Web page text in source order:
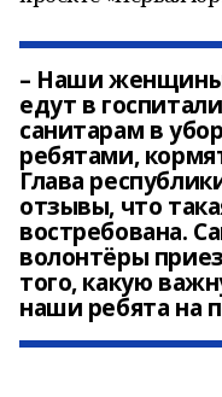
– Наши
едут в
санитарам в
ребятами,
Глава
отзывы, что
востребована.
волонтёры
того, какую
наши ребята на